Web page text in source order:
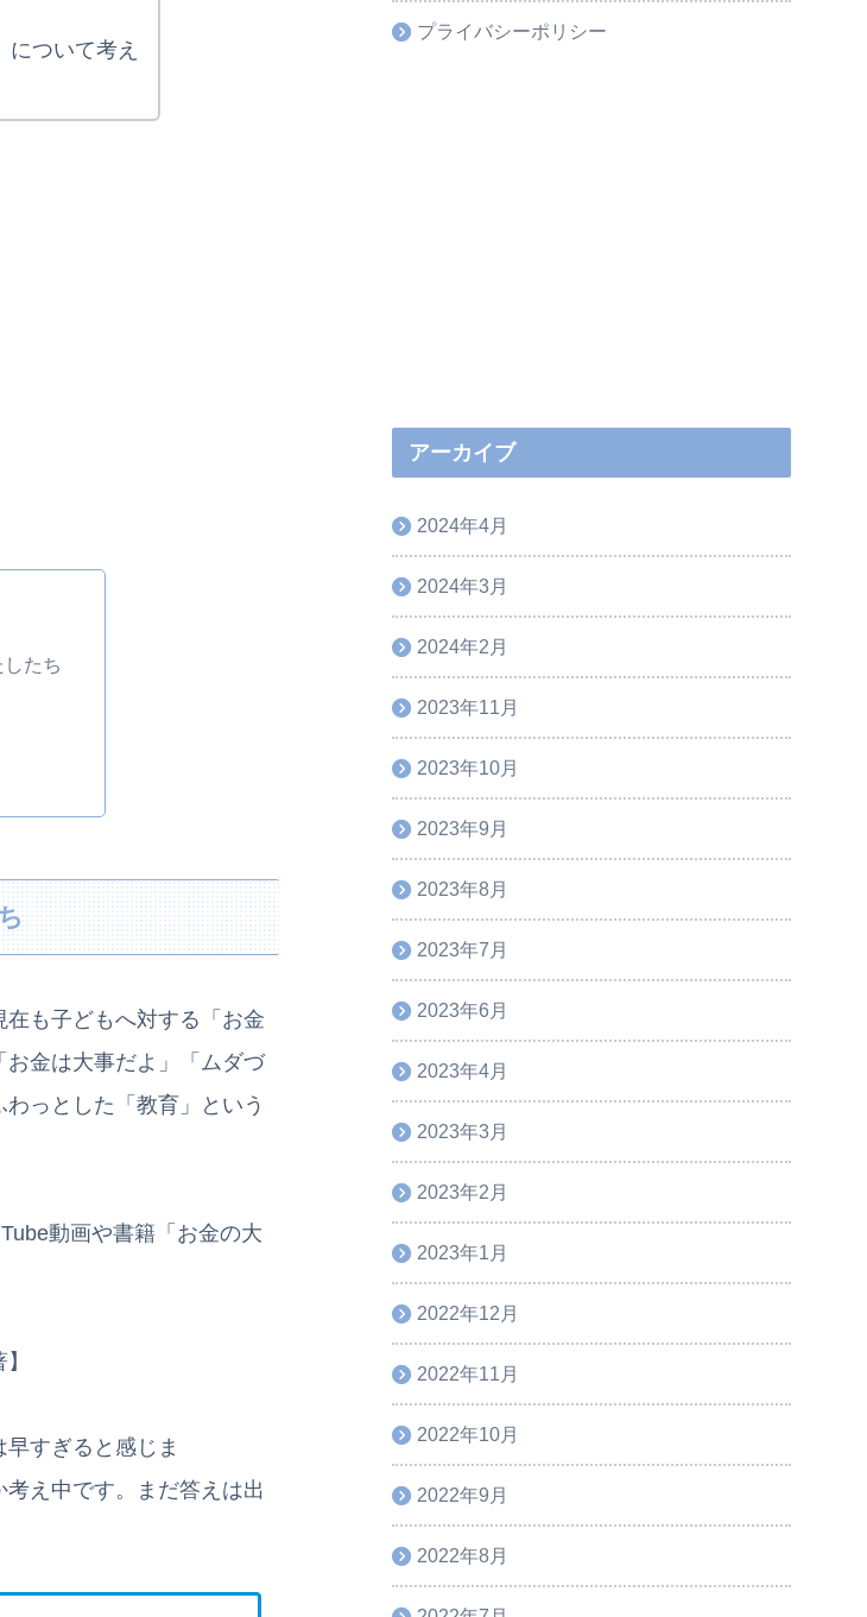
ついて考え
たち
も子どもへ対する「お金
金は大事だよ」「ムダづ
っとした「教育」という
動画や書籍「お金の大
すぎると感じま
え中です。まだ答えは出
プライバシーポリシー
アーカイブ
2024年4月
2024年3月
2024年2月
2023年11月
2023年10月
2023年9月
2023年8月
2023年7月
2023年6月
2023年4月
2023年3月
2023年2月
2023年1月
2022年12月
2022年11月
2022年10月
2022年9月
2022年8月